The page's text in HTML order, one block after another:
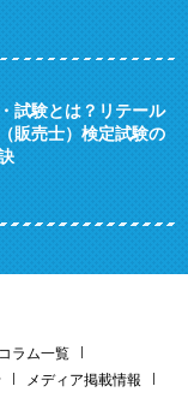
試験とは？リテール
販売士）検定試験の
コラム一覧
メディア掲載情報